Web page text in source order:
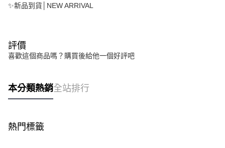
✨新品到貨│NEW ARRIVAL
評價
喜歡這個商品嗎？購買後給他一個好評吧
本分類熱銷全站排行
熱門標籤